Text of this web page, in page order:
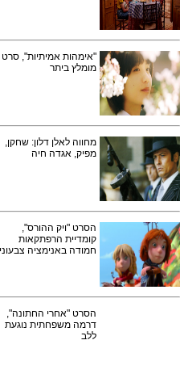
"אימהות אמיתיות", סרט
מומלץ ביתר
מחווה לאלן דלון: שחקן,
מפיק, אגדה חיה
הסרט "ויק ההורס",
קומדיית הרפתקאות
חמודה באנימציה
הסרט "אחרי החתונה",
דרמה משפחתית נוגעת
ללב